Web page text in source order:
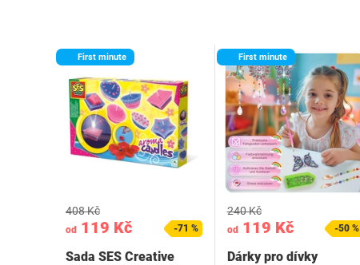
First minute
od 119 Kč
408 Kč
-71 %
Sada SES Creative
First minute
od119 Kč
240 Kč
-50 %
Dárky pro dívky